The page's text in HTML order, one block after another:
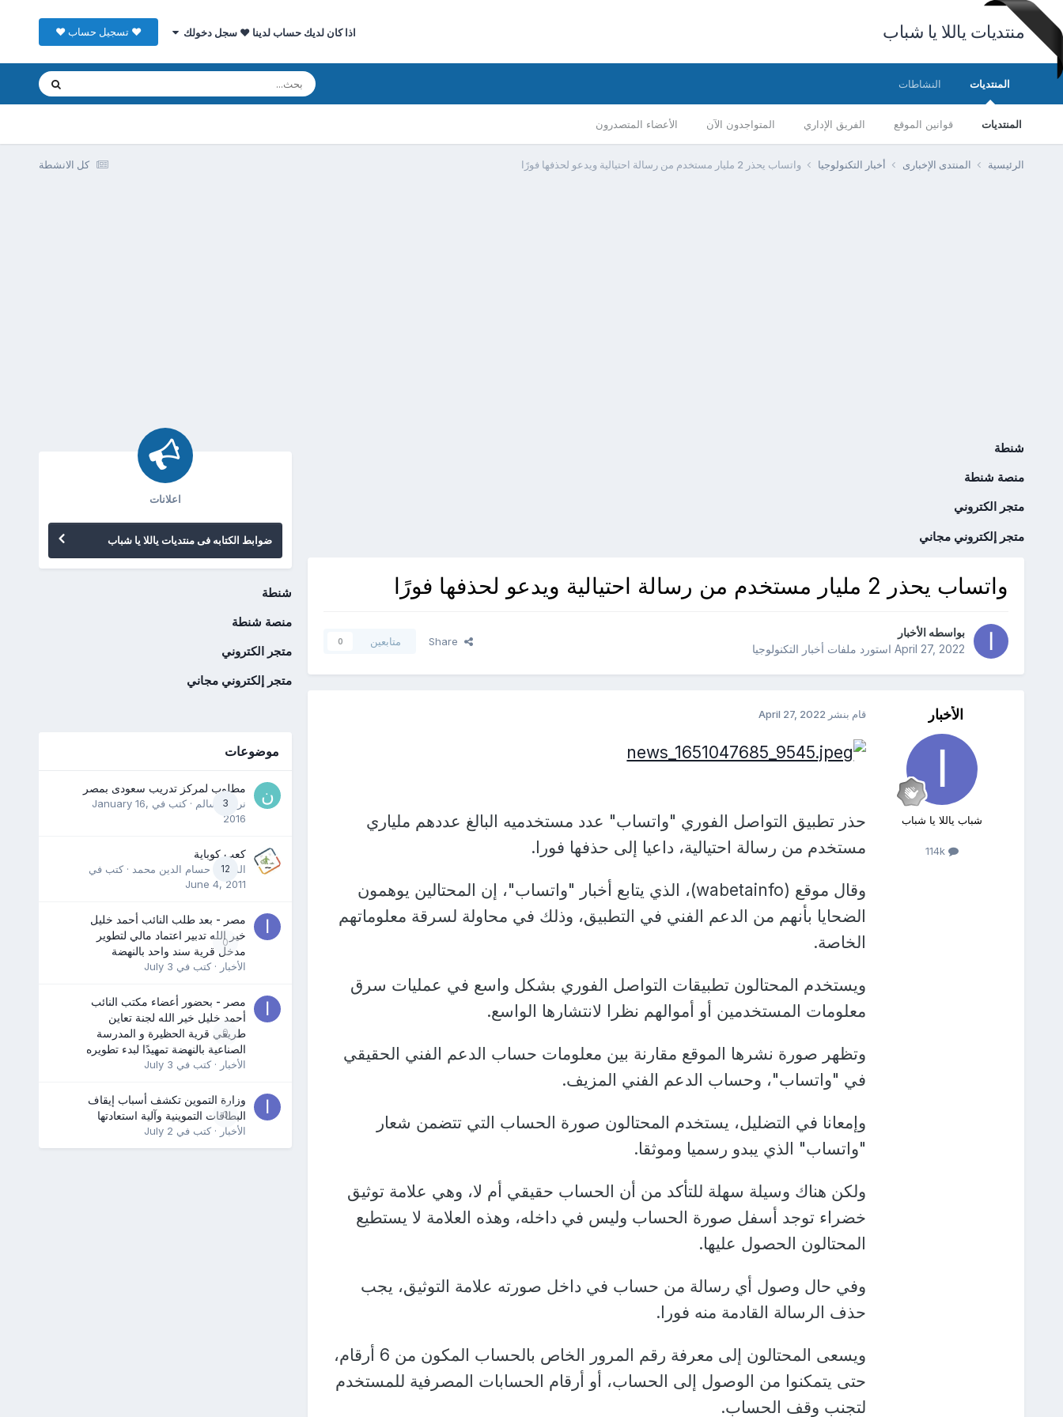
منتديات ياللا يا شباب اذا كان لديك حساب لدينا ♥ سجل دخولك ♥ تسجيل حساب ♥
المنتديات
المنتديات قوانين الموقع الفريق الإداري المتواجدون الآن الأعضاء المتصدرون
النشاطات
كل الانشطة الرئيسية المنتدى الإخبارى أخبار التكنولوجيا واتساب يحذر 2 مليار مستخدم من رسالة احتيالية ويدعو لحذفها فورًا
شنطة
منصة شنطة
متجر الكتروني
متجر إلكتروني مجاني
واتساب يحذر 2 مليار مستخدم من رسالة احتيالية ويدعو لحذفها فورًا
بواسطه الأخبار
April 27, 2022استورد ملفات أخبار التكنولوجيا
Share متابعين 0
الأخبار
شباب ياللا يا شباب
114k
قام بنشر April 27, 2022
حذر تطبيق التواصل الفوري "واتساب" عدد مستخدميه البالغ عددهم ملياري
مستخدم من رسالة احتيالية، داعيا إلى حذفها فورا.
وقال موقع (wabetainfo)، الذي يتابع أخبار "واتساب"، إن المحتالين يوهمون
الضحايا بأنهم من الدعم الفني في التطبيق، وذلك في محاولة لسرقة معلوماتهم
الخاصة.
ويستخدم المحتالون تطبيقات التواصل الفوري بشكل واسع في عمليات سرق
معلومات المستخدمين أو أموالهم نظرا لانتشارها الواسع.
وتظهر صورة نشرها الموقع مقارنة بين معلومات حساب الدعم الفني الحقيقي
في "واتساب"، وحساب الدعم الفني المزيف.
وإمعانا في التضليل، يستخدم المحتالون صورة الحساب التي تتضمن شعار
"واتساب" الذي يبدو رسميا وموثقا.
ولكن هناك وسيلة سهلة للتأكد من أن الحساب حقيقي أم لا، وهي علامة توثيق
خضراء توجد أسفل صورة الحساب وليس في داخله، وهذه العلامة لا يستطيع
المحتالون الحصول عليها.
وفي حال وصول أي رسالة من حساب في داخل صورته علامة التوثيق، يجب
حذف الرسالة القادمة منه فورا.
ويسعى المحتالون إلى معرفة رقم المرور الخاص بالحساب المكون من 6 أرقام،
حتى يتمكنوا من الوصول إلى الحساب، أو أرقام الحسابات المصرفية للمستخدم
لتجنب وقف الحساب.
اعلانات
ضوابط الكتابه فى منتديات ياللا يا شباب
شنطة
منصة شنطة
متجر الكتروني
متجر إلكتروني مجاني
موضوعات
3
مطلوب لمركز تدريب سعودى بمصر
نرمين سالم · كتب في January 16,
2016
12
كعب كوباية
المدرب حسام الدين محمد · كتب في
June 4, 2011
0
مصر - بعد طلب النائب أحمد خليل
خير الله تدبير اعتماد مالي لتطوير
مدخل قرية سند واحد بالنهضة
الأخبار · كتب في July 3
0
مصر - بحضور أعضاء مكتب النائب
أحمد خليل خير الله لجنة تعاين
طريقي قرية الحظيرة و المدرسة
الصناعية بالنهضة تمهيدًا لبدء تطويره
الأخبار · كتب في July 3
0
وزارة التموين تكشف أسباب إيقاف
البطاقات التموينية وآلية استعادتها
الأخبار · كتب في July 2